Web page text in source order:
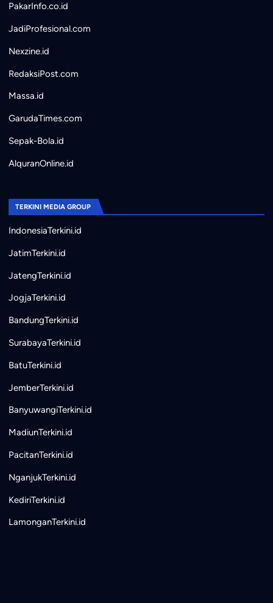
PakarInfo.co.id
JadiProfesional.com
Nexzine.id
RedaksiPost.com
Massa.id
GarudaTimes.com
Sepak-Bola.id
AlquranOnline.id
TERKINI MEDIA GROUP
IndonesiaTerkini.id
JatimTerkini.id
JatengTerkini.id
JogjaTerkini.id
BandungTerkini.id
SurabayaTerkini.id
BatuTerkini.id
JemberTerkini.id
BanyuwangiTerkini.id
MadiunTerkini.id
PacitanTerkini.id
NganjukTerkini.id
KediriTerkini.id
LamonganTerkini.id